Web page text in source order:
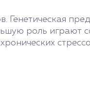
Генетическая
роль играют